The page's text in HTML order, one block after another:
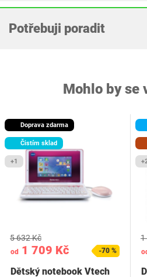
Potřebuji poradit
Mohlo by se
Doprava zdarma
Čistím sklad
+1
od 1 709 Kč
5 632 Kč
-70 %
Dětský notebook Vtech
1